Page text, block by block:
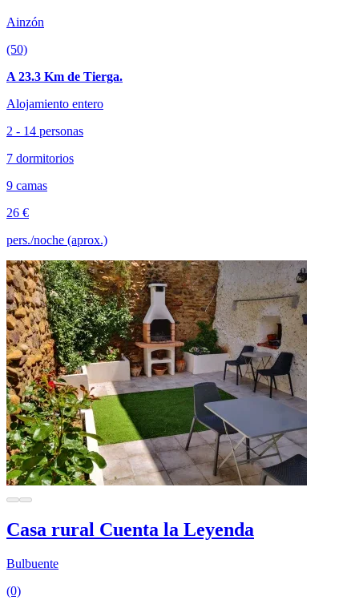
Ainzón
(50)
A 23.3 Km de Tierga.
Alojamiento entero
2 - 14 personas
7 dormitorios
9 camas
26 €
pers./noche (aprox.)
Casa rural Cuenta la Leyenda
Bulbuente
(0)